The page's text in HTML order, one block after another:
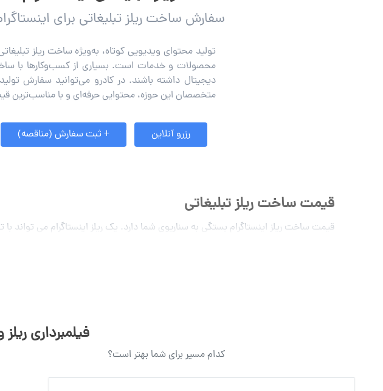
سفارش ساخت ریلز تبلیغاتی برای
تولید محتوای ویدیویی کوتاه، به‌ویژه ساخت ریلز
محصولات و خدمات است. بسیاری از کسب‌وکارها با
دیجیتال داشته باشند. در کادرو می‌توانید سفارش
متخصصان این حوزه، محتوایی حرفه‌ای و با مناسب‌ترین
رزرو آنلاین + ثبت سفارش (مناقصه)
قیمت ساخت ریلز تبلیغاتی
قیمت ساخت ریلز اینستاگرام بستگی به سناریوی شما دارد. یک ریلز اینستاگرام می تواند با تجهیزات ساده مانند دوربین یک
راهنمای استفاده از ریلزهای اینستاگرام برای افزایش
با پیشرفت فناوری و روند رشد شبکه‌های اجتماعی، اینستاگرام به عنوان یکی از
ریلزها در واقع ویدیوهای کوتاهی هستند که توسط کاربران ایجاد می‌شوند و امکانات
فیلمبرداری
کدام مسیر برای شما بهتر است؟